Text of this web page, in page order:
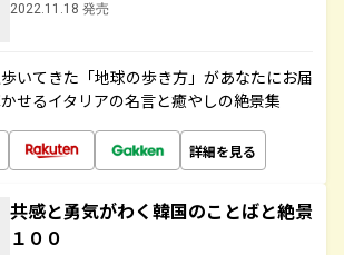
2022.11.18 発売
いてきた「地球の歩き方」があなたにお届
せるイタリアの名言と癒やしの絶景集
詳細を見る
共感と勇気がわく韓国のことばと絶景
１００